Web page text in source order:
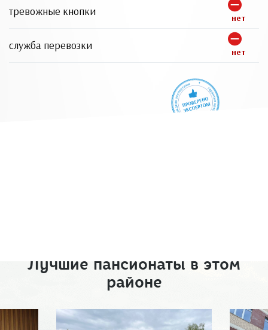
тревожные кнопки нет
служба перевозки нет
Лучшие пансионаты в этом
районе